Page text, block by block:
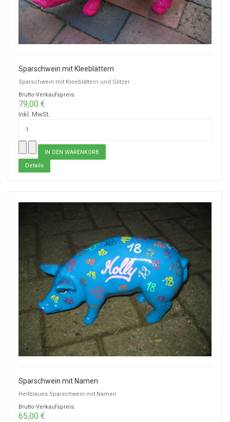
Sparschwein mit Kleeblättern
Sparschwein mit Kleeblättern und Glitzer
Brutto-Verkaufspreis:
79,00 €
inkl. MwSt.
Details
Sparschwein mit Namen
Hellblaues Sparschwein mit Namen
Brutto-Verkaufspreis:
65,00 €